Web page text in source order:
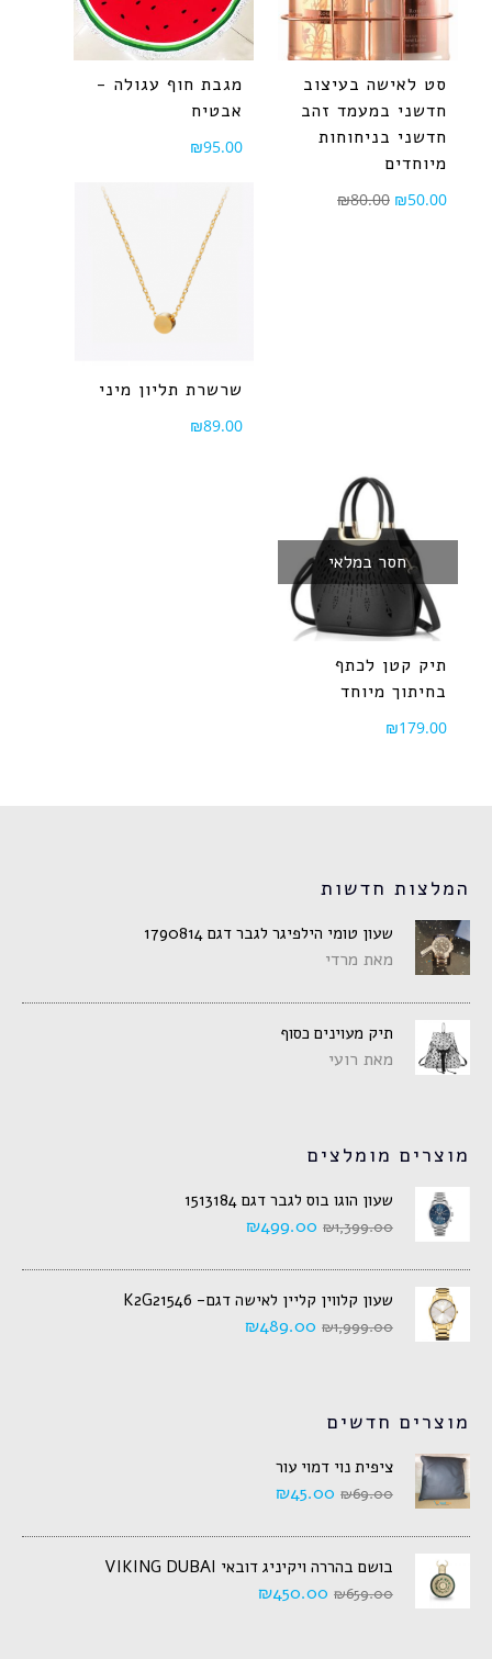
סט לאישה בעיצוב
חדשני במעמד זהב
חדשני בניחוחות
מיוחדים
₪80.00 ₪50.00
מגבת חוף עגולה -
אבטיח
₪95.00
שרשרת תליון מיני
₪89.00
חסר במלאי
תיק קטן לכתף
בחיתוך מיוחד
₪179.00
המלצות חדשות
שעון טומי הילפיגר לגבר דגם 1790814
מאת מרדי
תיק מעוינים כסוף
מאת רועי
מוצרים מומלצים
שעון הוגו בוס לגבר דגם 1513184
₪1,399.00
₪499.00
שעון קלווין קליין לאישה דגם- K2G21546
₪1,999.00
₪489.00
מוצרים חדשים
ציפית נוי דמוי עור
₪69.00
₪45.00
בושם בהררה ויקיניג דובאי VIKING DUBAI
₪659.00
₪450.00